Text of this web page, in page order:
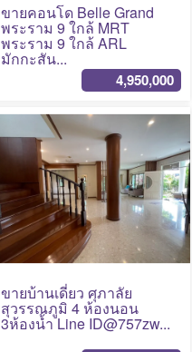
ขายคอนโด Belle Grand
พระราม 9 ใกล้ MRT
พระราม 9 ใกล้ ARL
มักกะสัน...
4,950,000
No Photo
ขายบ้านเดี่ยว ศุภาลัย
สุวรรณภูมิ 4 ห้องนอน
3ห้องน้ำ Line ID@757zw...